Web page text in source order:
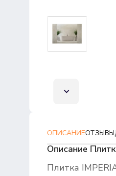
ОПИСАНИЕОТЗЫВЫ
Описание
Плитка